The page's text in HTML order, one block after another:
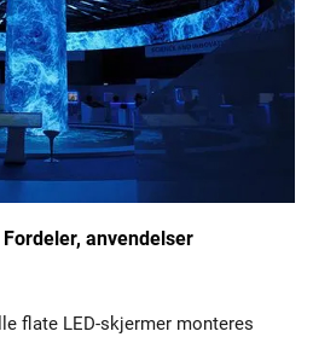
anvendelser
flate LED-skjermer monteres